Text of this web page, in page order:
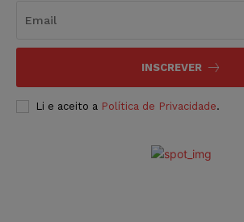
INSCREVER
Li e aceito a Política de Privacidade.